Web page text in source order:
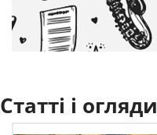
Статті і огляди